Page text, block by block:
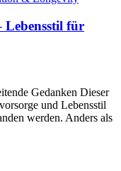
Lebensstil für
Gedanken Dieser
und Lebensstil
werden. Anders als